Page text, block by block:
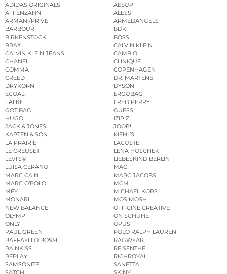
ADIDAS ORIGINALS
AESOP
AFFENZAHN
ALESSI
ARMANI/PRIVÉ
ARMEDANGELS
BARBOUR
BDK
BIRKENSTOCK
BOSS
BRAX
CALVIN KLEIN
CALVIN KLEIN JEANS
CAMBIO
CHANEL
CLINIQUE
COMMA
COPENHAGEN
CREED
DR. MARTENS
DRYKORN
DYSON
ECOALF
ERGOBAG
FALKE
FRED PERRY
GOT BAG
GUESS
HUGO
IZIPIZI
JACK & JONES
JOOP!
KAPTEN & SON
KIEHL’S
LA PRAIRIE
LACOSTE
LE CREUSET
LENA HOSCHEK
LEVI’S®
LIEBESKIND BERLIN
LUISA CERANO
MAC
MARC CAIN
MARC JACOBS
MARC O’POLO
MCM
MEY
MICHAEL KORS
MONARI
MOS MOSH
NEW BALANCE
OFFICINE CREATIVE
OLYMP
ON SCHUHE
ONLY
OPUS
PAUL GREEN
POLO RALPH LAUREN
RAFFAELLO ROSSI
RAGWEAR
RAINKISS
REISENTHEL
REPLAY
RICHROYAL
SAMSONITE
SANETTA
SATCH
SKINY